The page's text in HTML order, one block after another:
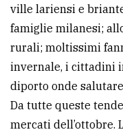
ville lariensi e
famiglie milanesi;
rurali; moltissimi
invernale, i cittadini
diporto onde
Da tutte queste
mercati dell’ottobre.